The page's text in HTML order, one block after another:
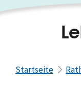
Startseite